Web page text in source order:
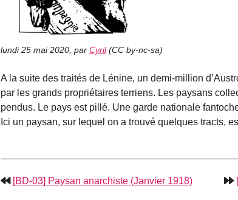
lundi 25 mai 2020 par Cyril (CC by-nc-sa)
A la suite des traités de Lénine, un demi-million
par les grands propriétaires terriens. Les paysans
pendus. Le pays est pillé. Une garde nationale
Ici un paysan, sur lequel on a trouvé quelques tracts,
[BD-03] Paysan anarchiste (Janvier 1918)